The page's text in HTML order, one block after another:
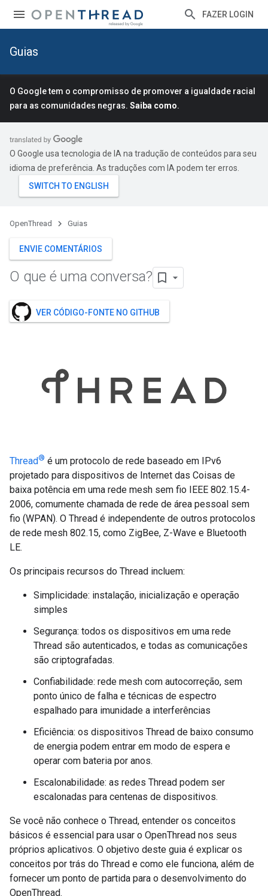
FAZER LOGIN
Guias
O Google tem o compromisso de promover a igualdade racial
para as comunidades negras. Saiba como.
O Google usa tecnologia de IA na tradução de conteúdos para seu
idioma de preferência. As traduções com IA podem ter erros.
OpenThread Guias
ENVIE COMENTÁRIOS
O que é uma conversa?
VER CÓDIGO-FONTE NO GITHUB
Thread® é um protocolo de rede baseado em IPv6
projetado para dispositivos de Internet das Coisas de
baixa potência em uma rede mesh sem fio IEEE 802.15.4-
2006, comumente chamada de rede de área pessoal sem
fio (WPAN). O Thread é independente de outros protocolos
de rede mesh 802.15, como ZigBee, Z-Wave e Bluetooth
LE.
Os principais recursos do Thread incluem:
Simplicidade: instalação, inicialização e operação
simples
Segurança: todos os dispositivos em uma rede
Thread são autenticados, e todas as comunicações
são criptografadas.
Confiabilidade: rede mesh com autocorreção, sem
ponto único de falha e técnicas de espectro
espalhado para imunidade a interferências
Eficiência: os dispositivos Thread de baixo consumo
de energia podem entrar em modo de espera e
operar com bateria por anos.
Escalonabilidade: as redes Thread podem ser
escalonadas para centenas de dispositivos.
Se você não conhece o Thread, entender os conceitos
básicos é essencial para usar o OpenThread nos seus
próprios aplicativos. O objetivo deste guia é explicar os
conceitos por trás do Thread e como ele funciona, além de
fornecer um ponto de partida para o desenvolvimento do
OpenThread.